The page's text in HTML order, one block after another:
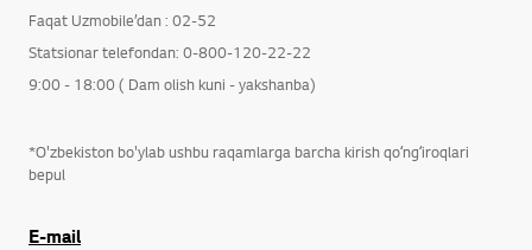
Faqat Uzmobile’dan : 02-52
Statsionar telefondan: 0-800-120-22-22
9:00 - 18:00 ( Dam olish kuni - yakshanba)
*O'zbekiston bo'ylab ushbu raqamlarga barcha kirish qoʻngʻiroqlari
bepul
E-mail